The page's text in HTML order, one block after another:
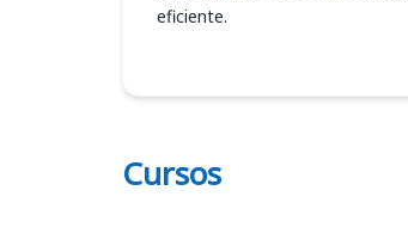
eficiente.
Cursos